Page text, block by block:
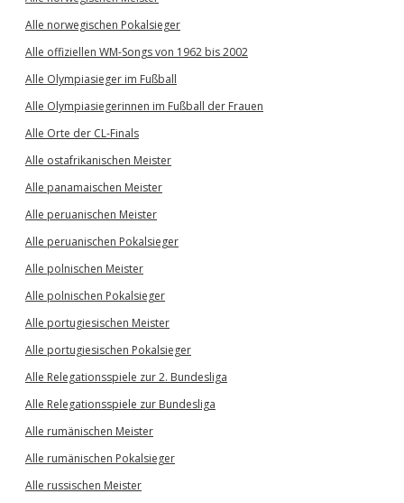
Alle norwegischen Pokalsieger
Alle offiziellen WM-Songs von 1962 bis 2002
Alle Olympiasieger im Fußball
Alle Olympiasiegerinnen im Fußball der Frauen
Alle Orte der CL-Finals
Alle ostafrikanischen Meister
Alle panamaischen Meister
Alle peruanischen Meister
Alle peruanischen Pokalsieger
Alle polnischen Meister
Alle polnischen Pokalsieger
Alle portugiesischen Meister
Alle portugiesischen Pokalsieger
Alle Relegationsspiele zur 2. Bundesliga
Alle Relegationsspiele zur Bundesliga
Alle rumänischen Meister
Alle rumänischen Pokalsieger
Alle russischen Meister